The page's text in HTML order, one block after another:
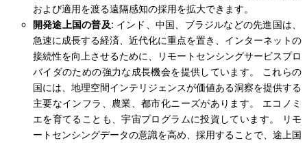
および適用を渡る遠隔感知の採用を拡大できます。
開発途上国の普及: インド、中国、ブラジルなどの先進国は、
急速に成長する経済、近代化に重点を置き、インターネットの
接続性を向上させるために、リモートセンシングサービスプロ
バイダのための強力な成長機会を提供しています。 これらの
国には、地理空間インテリジェンスが価値ある洞察を提供する
主要なインフラ、農業、都市化ニーズがあります。 エコノミ
エを育てることも、宇宙プログラムに投資しています。 リモ
ートセンシングデータの意識を高め、採用することで、途上国